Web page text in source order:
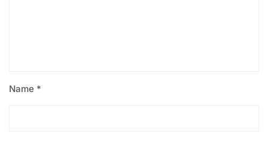
Name *